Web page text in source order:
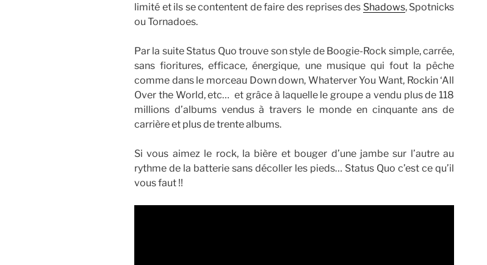
limité et ils se contentent de faire des reprises des Shadows, Spotnicks
ou Tornadoes.
Par la suite Status Quo trouve son style de Boogie-Rock simple, carrée,
sans fioritures, efficace, énergique, une musique qui fout la pêche
comme dans le morceau Down down, Whaterver You Want, Rockin ‘All
Over the World, etc… et grâce à laquelle le groupe a vendu plus de 118
millions d’albums vendus à travers le monde en cinquante ans de
carrière et plus de trente albums.
Si vous aimez le rock, la bière et bouger d’une jambe sur l’autre au
rythme de la batterie sans décoller les pieds… Status Quo c’est ce qu’il
vous faut !!